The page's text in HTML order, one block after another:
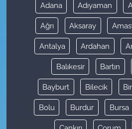
Adana Adıyaman
Ağrı Aksaray
Antalya Ardahan
Balıkesir Bartın
Bayburt Bilecik
Bolu Burdur Bursa